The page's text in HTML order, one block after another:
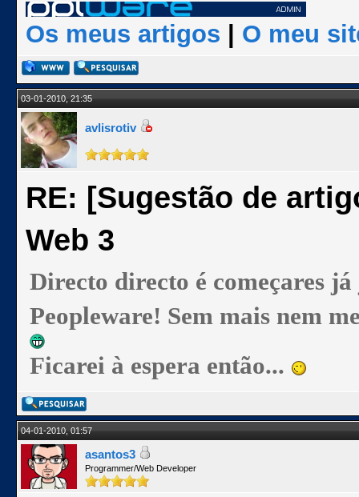
Os meus artigos O meu
03-01-2010, 21:35
avlisrotiv
RE: [Sugestão de
Web 3
Directo directo é começares
Peopleware! Sem mais nem
Ficarei à espera então...
04-01-2010, 01:57
asantos3
Programmer/Web Developer